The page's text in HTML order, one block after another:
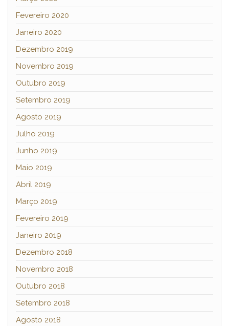
Fevereiro 2020
Janeiro 2020
Dezembro 2019
Novembro 2019
Outubro 2019
Setembro 2019
Agosto 2019
Julho 2019
Junho 2019
Maio 2019
Abril 2019
Março 2019
Fevereiro 2019
Janeiro 2019
Dezembro 2018
Novembro 2018
Outubro 2018
Setembro 2018
Agosto 2018